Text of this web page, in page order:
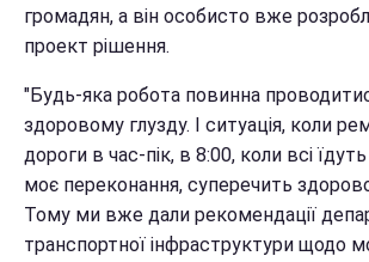
громадян, а він особисто вже
проект рішення.
"Будь-яка робота повинна
здоровому глузду. І ситуація, коли
дороги в час-пік, в 8:00, коли всі
моє переконання, суперечить
Тому ми вже дали рекомендації
транспортної інфраструктури щодо